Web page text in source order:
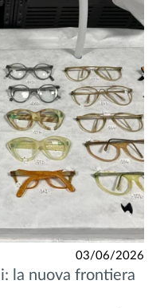
03/06/2026
la nuova frontiera